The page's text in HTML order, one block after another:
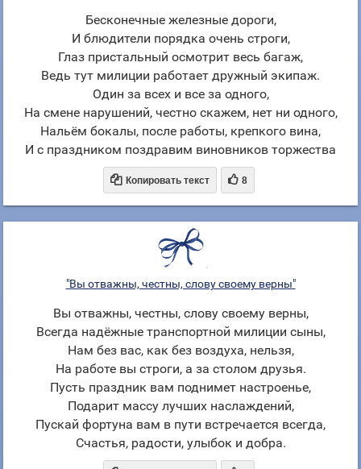
Бесконечные железные дороги,
И блюдители порядка очень строги,
Глаз пристальный осмотрит весь багаж,
Ведь тут милиции работает дружный экипаж.
Один за всех и все за одного,
На смене нарушений, честно скажем, нет ни одного,
Нальём бокалы, после работы, крепкого вина,
И с праздником поздравим виновников торжества
 Копировать текст  8
"Вы отважны, честны, слову своему верны"
Вы отважны, честны, слову своему верны,
Всегда надёжные транспортной милиции сыны,
Нам без вас, как без воздуха, нельзя,
На работе вы строги, а за столом друзья.
Пусть праздник вам поднимет настроенье,
Подарит массу лучших наслаждений,
Пускай фортуна вам в пути встречается всегда,
Счастья, радости, улыбок и добра.